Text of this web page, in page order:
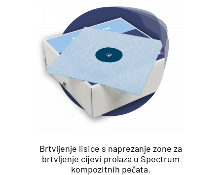
Brtvljenje lisice s naprezanje zone za
brtvljenje cijevi prolaza u Spectrum
kompozitnih pečata.